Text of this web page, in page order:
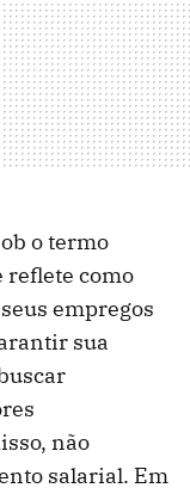
o termo
reflete como
empregos
sua
não
salarial. Em